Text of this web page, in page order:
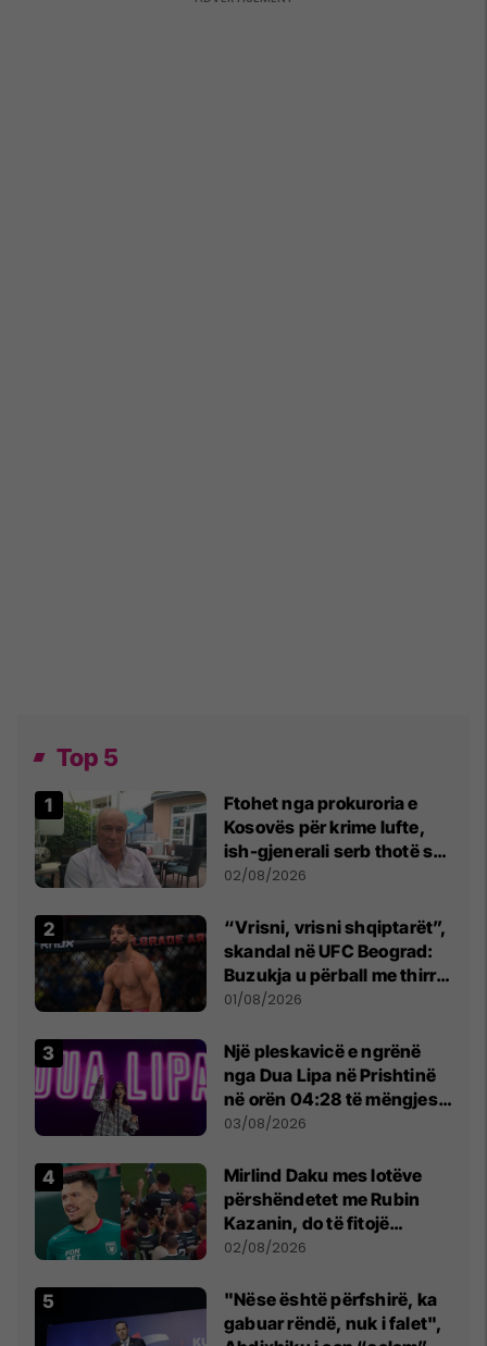
Top 5
Ftohet nga prokuroria e
Kosovës për krime lufte,
ish-gjenerali serb thotë se
dikush e tradhtoi në
02/08/2026
“Vrisni, vrisni shqiptarët”,
skandal në UFC Beograd:
Buzukja u përball me thirrje
anti-shqiptare nga
01/08/2026
Një pleskavicë e ngrënë
nga Dua Lipa në Prishtinë
në orën 04:28 të mëngjesit
- dhe bota digjitale serbe
03/08/2026
Mirlind Daku mes lotëve
përshëndetet me Rubin
Kazanin, do të fitojë
miliona te Spartak Moska
02/08/2026
"Nëse është përfshirë, ka
gabuar rëndë, nuk i falet",